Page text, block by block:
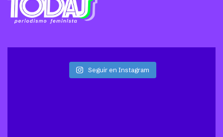
Seguir en Instagram